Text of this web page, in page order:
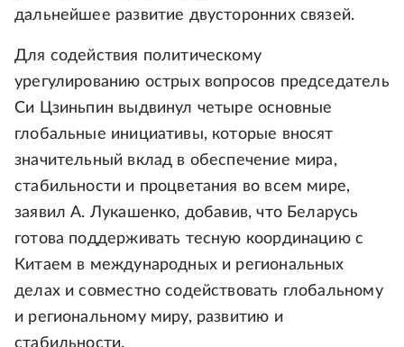
дальнейшее развитие двусторонних связей.
Для содействия политическому
урегулированию острых вопросов председатель
Си Цзиньпин выдвинул четыре основные
глобальные инициативы, которые вносят
значительный вклад в обеспечение мира,
стабильности и процветания во всем мире,
заявил А. Лукашенко, добавив, что Беларусь
готова поддерживать тесную координацию с
Китаем в международных и региональных
делах и совместно содействовать глобальному
и региональному миру, развитию и
стабильности.